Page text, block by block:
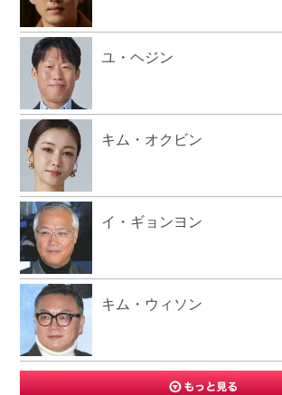
ユ・ヘジン
キム・オクビン
イ・ギョンヨン
キム・ウィソン